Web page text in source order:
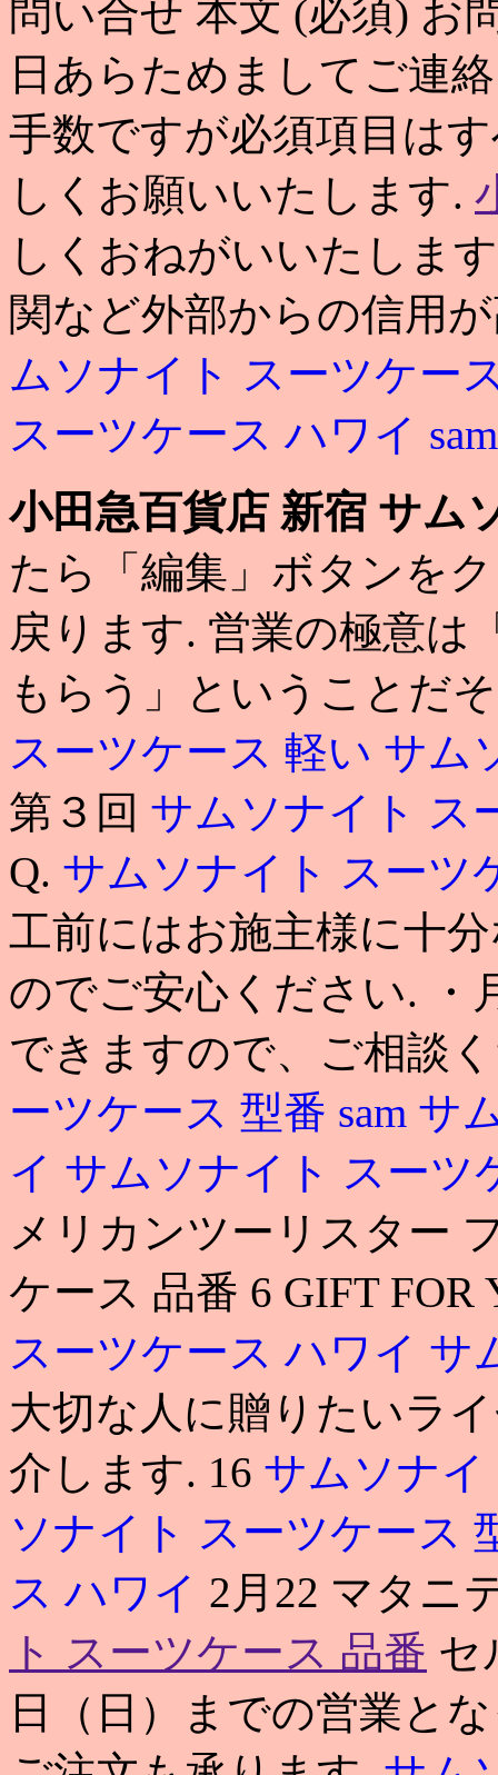
問い合せ 本文 (必須) お
日あらためましてご連
手数ですが必須項目は
しくお願いいたします.
しくおねがいいたしま
関など外部からの信用
ムソナイト スーツケー
スーツケース ハワイ sam
小田急百貨店 新宿 サム
たら「編集」ボタンを
戻ります. 営業の極意は
もらう」ということだ
スーツケース 軽い サム
第３回 サムソナイト ス
Q. サムソナイト スーツ
工前にはお施主様に十
のでご安心ください. ・
できますので、ご相談
ーツケース 型番 sam サ
イ サムソナイト スーツ
メリカンツーリスター
ケース 品番 6 GIFT
スーツケース ハワイ サ
大切な人に贈りたいラ
介します. 16 サムソナ
ソナイト スーツケース
ス ハワイ 2月22 マタニ
ト スーツケース 品番 セ
日（日）までの営業と